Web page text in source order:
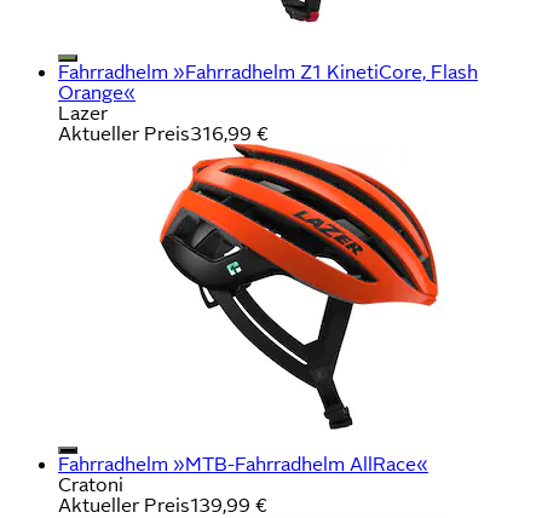
Fahrradhelm »Fahrradhelm Z1 KinetiCore, Flash
Orange«
Lazer
Aktueller Preis316,99 €
Fahrradhelm »MTB-Fahrradhelm AllRace«
Cratoni
Aktueller Preis139,99 €